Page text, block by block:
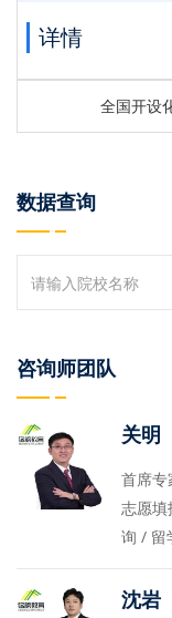
详情
全国开设
数据查询
咨询师团队
关明
首席
志愿
询 / 留
沈岩